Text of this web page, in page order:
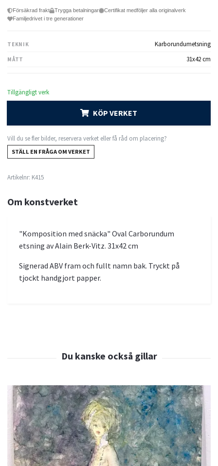
Försäkrad frakt Trygga betalningar
Certifikat medföljer alla originalverk
Familjedrivet i tre generationer
TEKNIK Karborundumetsning
MÅTT 31x42 cm
Tillgängligt verk
KÖP VERKET
Vill du se fler bilder, reservera verket eller få råd om placering?
STÄLL EN FRÅGA OM VERKET
Artikelnr: K415
Om konstverket
"Komposition med snäcka" Oval Carborundum
etsning av Alain Berk-Vitz. 31x42 cm
Signerad ABV fram och fullt namn bak. Tryckt på
tjockt handgjort papper.